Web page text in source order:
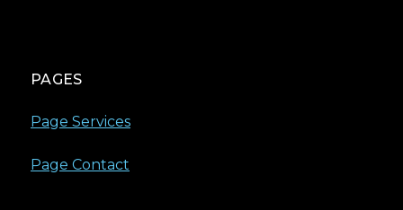
PAGES
Page Services
Page Contact